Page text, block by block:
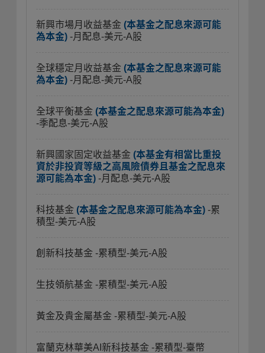
新興市場月收益基金 (本基金之配息來源可能
為本金) -月配息-美元-A股
全球穩定月收益基金 (本基金之配息來源可能
為本金) -月配息-美元-A股
全球平衡基金 (本基金之配息來源可能為本金)
-季配息-美元-A股
新興國家固定收益基金 (本基金有相當比重投
資於非投資等級之高風險債券且基金之配息來
源可能為本金) -月配息-美元-A股
科技基金 (本基金之配息來源可能為本金) -累
積型-美元-A股
創新科技基金 -累積型-美元-A股
生技領航基金 -累積型-美元-A股
黃金及貴金屬基金 -累積型-美元-A股
富蘭克林華美AI新科技基金 -累積型-臺幣